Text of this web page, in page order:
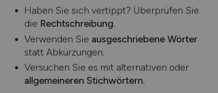
Vertrieb / Verkauf / Handel
Zoll / Behörden
Sonstige
Saarland
Sachsen
Sachsen-Anhalt
Schleswig-Holstein
Thüringen
Deutschlandweit
Haben Sie sich vertippt? Überprüfen Sie
die Rechtschreibung.
Verwenden Sie ausgeschriebene Wörter
statt Abkürzungen.
Versuchen Sie es mit alternativen oder
allgemeineren Stichwörtern.